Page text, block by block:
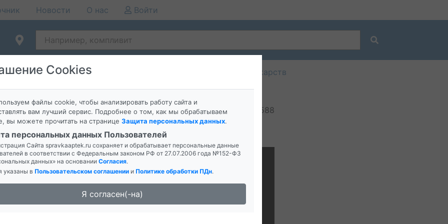
Новости О нас Войти
Cookies
файлы cookie, чтобы анализировать работу сайта и
вам лучший сервис. Подробнее о том, как мы обрабатываем
вы можете прочитать на странице Защита персональных данных.
персональных данных Пользователей
Сайта spravkaaptek.ru сохраняет и обрабатывает персональные данные
в соответствии с Федеральным законом РФ от 27.07.2006 года №152-ФЗ
данных» на основании Согласия.
указаны в Пользовательском соглашении и Политике обработки ПДн.
Я согласен(-на)
Справочная служба аптек поиск заказ бронирование лекарств
2588
влияет на гормоны